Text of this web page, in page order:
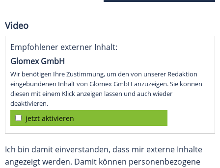
Video
Empfohlener externer Inhalt:
Glomex GmbH
Wir benötigen Ihre Zustimmung, um den von unserer Redaktion
eingebundenen Inhalt von Glomex GmbH anzuzeigen. Sie können
diesen mit einem Klick anzeigen lassen und auch wieder
deaktivieren.
jetzt aktivieren
Ich bin damit einverstanden, dass mir externe Inhalte
angezeigt werden. Damit können personenbezogene